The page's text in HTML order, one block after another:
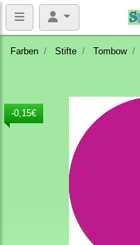
Farben Stifte Tombow
-0,15€